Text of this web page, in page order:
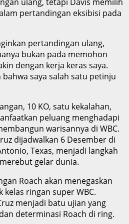
pertandingan eksibisi pada
pertandingan ulang,
bukan pada memohon
dengan kerja keras saya.
saya salah satu petinju
10 KO, satu kekalahan,
peluang menghadapi
warisannya di WBC.
dijadwalkan 6 Desember di
Texas, menjadi langkah
gelar dunia.
Roach akan menegaskan
ringan super WBC.
menjadi batu ujian yang
determinasi Roach di ring.